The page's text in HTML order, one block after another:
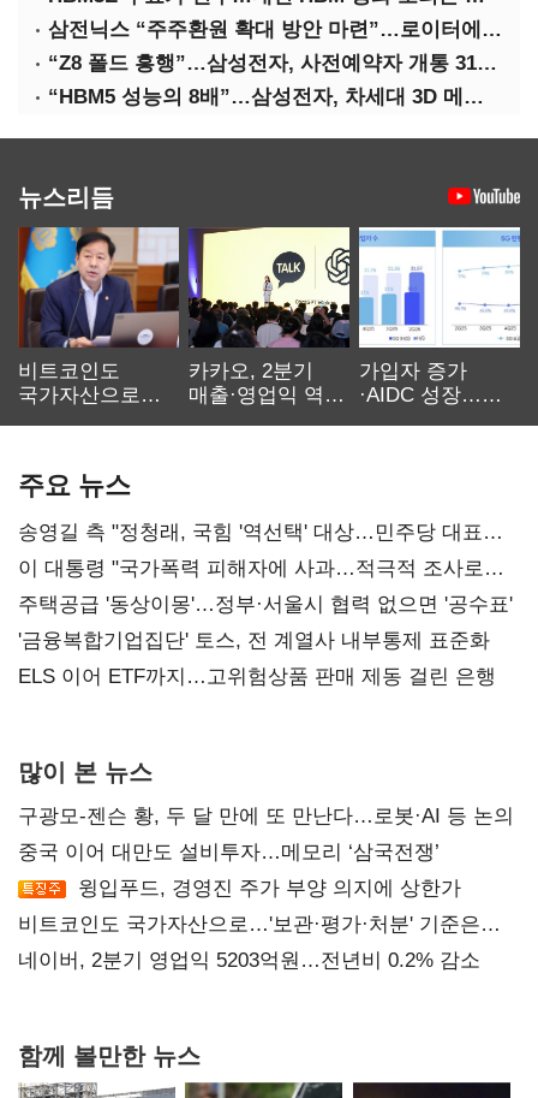
삼전닉스 “주주환원 확대 방안 마련”…로이터에 성명 보내
“Z8 폴드 흥행”…삼성전자, 사전예약자 개통 31일까지 연장
“HBM5 성능의 8배”…삼성전자, 차세대 3D 메모리 ‘zHBM’ 공개
뉴스리듬
비트코인도
국가자산으로…'
카카오, 2분기
매출·영업익 역대
가입자 증가
·AIDC 성장…
주요 뉴스
송영길 측 "정청래, 국힘 '역선택' 대상…민주당 대표로
총선 지휘 못해"
이 대통령 "국가폭력 피해자에 사과…적극적 조사로
진실 밝혀야"
주택공급 '동상이몽'…정부·서울시 협력 없으면 '공수표'
'금융복합기업집단' 토스, 전 계열사 내부통제 표준화
ELS 이어 ETF까지…고위험상품 판매 제동 걸린 은행
많이 본 뉴스
구광모-젠슨 황, 두 달 만에 또 만난다…로봇·AI 등 논의
중국 이어 대만도 설비투자…메모리 ‘삼국전쟁’
윙입푸드, 경영진 주가 부양 의지에 상한가
비트코인도 국가자산으로…'보관·평가·처분' 기준은
숙제
네이버, 2분기 영업익 5203억원…전년비 0.2% 감소
함께 볼만한 뉴스